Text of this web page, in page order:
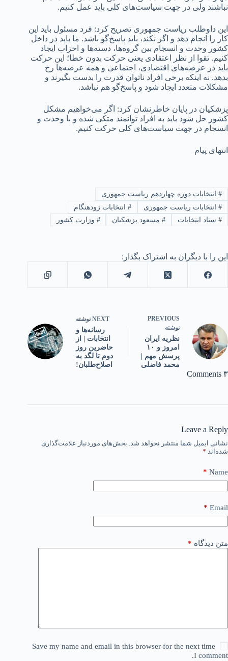
نباشند ولی در جهت سیاست‌های کلی باید عمل کنیم.
این داوطلب ریاست جمهوری تصریح کرد: فرد مسئول باید این
کار را انجام دهد و اگر نکند، باید پاسخ‌گو باشد. ما باید در داخل
کشور وحدت و انسجام بین گروه‌ها، دسته‌ها و احزاب ایجاد
کنیم. تقوا از نظر اعتقادی یعنی حرکت بدون خطا؛ این حرکت
باید در عرصه‌های اقتصادی، اجتماعی و همه عرصه‌ها رخ
بدهد. نه اینکه برخی افراد ناتوان قدرت را بدست بگیرند و
مشکلات متعدد ایجاد شود و پاسخ‌گو هم نباشد.
پزشکیان در پایان خاطرنشان کرد: اگر می‌خواهیم مشکل
کشور حل شود باید به افراد توانمند متکی شده و با وحدت و
انسجام در جهت سیاست‌های کلی حرکت کنیم.
انتهای پیام
#انتخابات دوره چهاردهم ریاست جمهوری
#انتخابات ریاست جمهوری #انتخابات زودهنگام
#ستاد انتخابات #مسعود پزشکیان # وزارت کشور
این را با دیگران به اشتراک بگذار:
PREVIOUS
نوشته
نظریه ایران
امروز و ۱۰
پرسش مهم |
محمد فاضلی
NEXT نوشته
رسانه‌ها و
انتخابات | از
حاضرین روز
دوم تا لگد به
اصلاح‌طلبان!
۳ Comments
Leave a Reply
نشانی ایمیل شما منتشر نخواهد شد. بخش‌های موردنیاز علامت‌گذاری
شده‌اند *
Name
*
Email
*
متن دیدگاه *
Save my name and email in this browser for the next time
I comment.